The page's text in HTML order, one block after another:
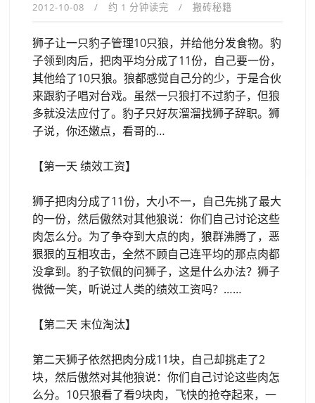
2012-10-08 约 1 分钟读完 搬砖秘籍
狮子让一只豹子管理10只狼，并给他分发食物。豹
子领到肉后，把肉平均分成了11份，自己要一份，
其他给了10只狼。狼都感觉自己分的少，于是合伙
来跟豹子唱对台戏。虽然一只狼打不过豹子，但狼
多就没法应付了。豹子只好灰溜溜找狮子辞职。狮
子说，你还嫩点，看哥的…
【第一天 绩效工资】
狮子把肉分成了11份，大小不一，自己先挑了最大
的一份，然后傲然对其他狼说：你们自己讨论这些
肉怎么分。为了争夺到大点的肉，狼群沸腾了，恶
狠狠的互相攻击，全然不顾自己连平均的那点肉都
没拿到。豹子钦佩的问狮子，这是什么办法？狮子
微微一笑，听说过人类的绩效工资吗？……
【第二天 末位淘汰】
第二天狮子依然把肉分成11块，自己却挑走了2
块，然后傲然对其他狼说：你们自己讨论这些肉怎
么分。10只狼看了看9块肉，飞快的抢夺起来，一